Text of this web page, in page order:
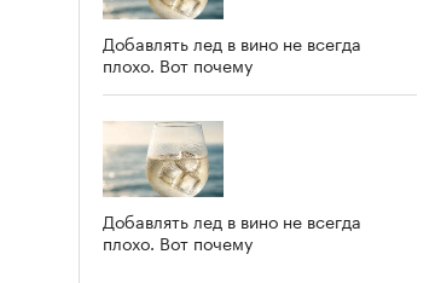
Добавлять лед в вино не всегда
плохо. Вот почему
Добавлять лед в вино не всегда
плохо. Вот почему